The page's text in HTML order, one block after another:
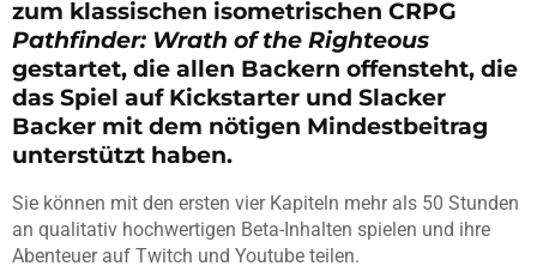
zum klassischen isometrischen CRPG
Pathfinder: Wrath of the Righteous
gestartet, die allen Backern offensteht, die
das Spiel auf Kickstarter und Slacker
Backer mit dem nötigen Mindestbeitrag
unterstützt haben.
Sie können mit den ersten vier Kapiteln mehr als 50 Stunden
an qualitativ hochwertigen Beta-Inhalten spielen und ihre
Abenteuer auf Twitch und Youtube teilen.